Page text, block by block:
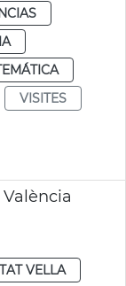
VISITES
VELLA